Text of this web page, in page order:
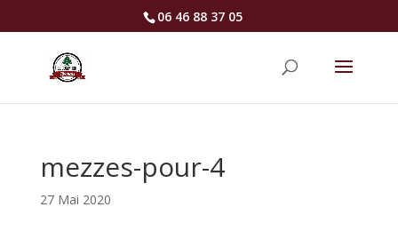
06 46 88 37 05
mezzes-pour-4
27 Mai 2020